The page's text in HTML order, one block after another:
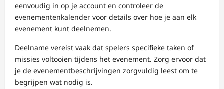
eenvoudig in op je account en controleer de
evenementenkalender voor details over hoe je aan elk
evenement kunt deelnemen.
Deelname vereist vaak dat spelers specifieke taken of
missies voltooien tijdens het evenement. Zorg ervoor dat
je de evenementbeschrijvingen zorgvuldig leest om te
begrijpen wat nodig is.